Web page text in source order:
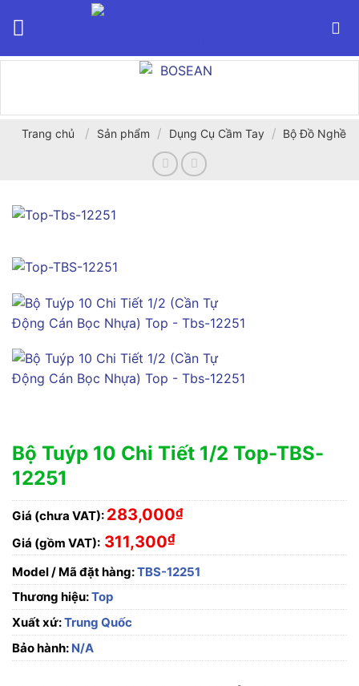
Trang chủ / Sản phẩm / Dụng Cụ Cầm Tay / Bộ Đồ Nghề
Bộ Tuýp 10 Chi Tiết 1/2 Top-TBS-
12251
Giá (chưa VAT): 283,000₫
Giá (gồm VAT): 311,300₫
Model / Mã đặt hàng:TBS-12251
Thương hiệu:Top
Xuất xứ:Trung Quốc
Bảo hành: N/A